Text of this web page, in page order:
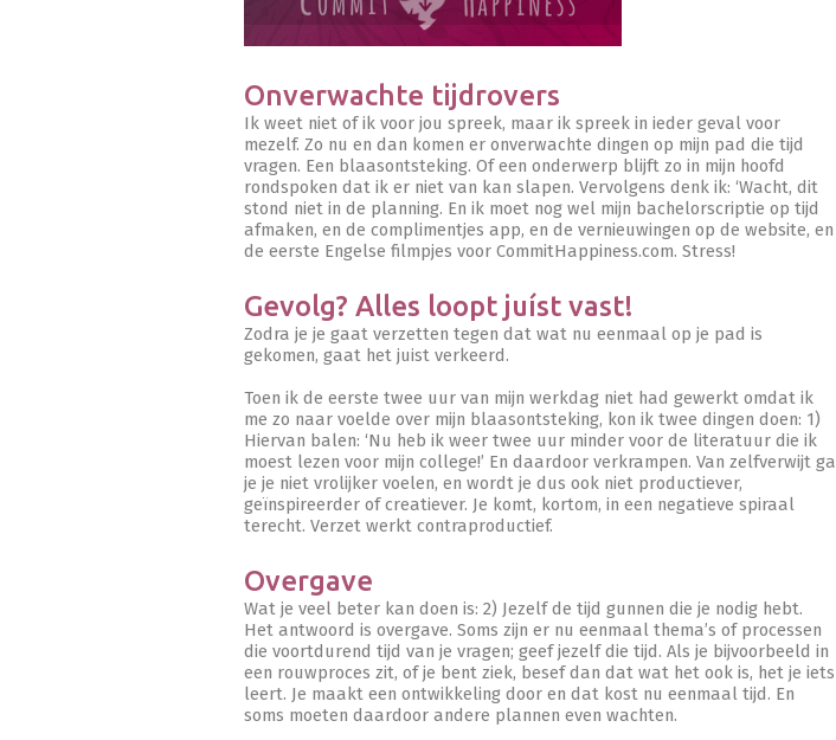
Onverwachte tijdrovers
Ik weet niet of ik voor jou spreek, maar ik spreek in ieder geval voor
mezelf. Zo nu en dan komen er onverwachte dingen op mijn pad die tijd
vragen. Een blaasontsteking. Of een onderwerp blijft zo in mijn hoofd
rondspoken dat ik er niet van kan slapen. Vervolgens denk ik: ‘Wacht, dit
stond niet in de planning. En ik moet nog wel mijn bachelorscriptie op tijd
afmaken, en de complimentjes app, en de vernieuwingen op de website, en
de eerste Engelse filmpjes voor CommitHappiness.com. Stress!
Gevolg? Alles loopt juíst vast!
Zodra je je gaat verzetten tegen dat wat nu eenmaal op je pad is
gekomen, gaat het juist verkeerd.
Toen ik de eerste twee uur van mijn werkdag niet had gewerkt omdat ik
me zo naar voelde over mijn blaasontsteking, kon ik twee dingen doen: 1)
Hiervan balen: ‘Nu heb ik weer twee uur minder voor de literatuur die ik
moest lezen voor mijn college!’ En daardoor verkrampen. Van zelfverwijt ga
je je niet vrolijker voelen, en wordt je dus ook niet productiever,
geïnspireerder of creatiever. Je komt, kortom, in een negatieve spiraal
terecht. Verzet werkt contraproductief.
Overgave
Wat je veel beter kan doen is: 2) Jezelf de tijd gunnen die je nodig hebt.
Het antwoord is overgave. Soms zijn er nu eenmaal thema’s of processen
die voortdurend tijd van je vragen; geef jezelf die tijd. Als je bijvoorbeeld in
een rouwproces zit, of je bent ziek, besef dan dat wat het ook is, het je iets
leert. Je maakt een ontwikkeling door en dat kost nu eenmaal tijd. En
soms moeten daardoor andere plannen even wachten.